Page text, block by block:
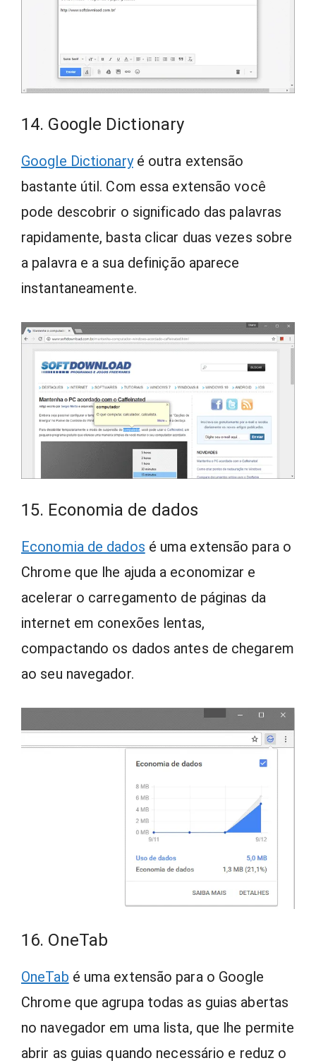
14. Google Dictionary
Google Dictionaryé outra extensão
bastante útil. Com essa extensão você
pode descobrir o significado das palavras
rapidamente, basta clicar duas vezes sobre
a palavra e a sua definição aparece
instantaneamente.
15. Economia de dados
Economia de dados é uma extensão para o
Chrome que lhe ajuda a economizar e
acelerar o carregamento de páginas da
internet em conexões lentas,
compactando os dados antes de chegarem
ao seu navegador.
16. OneTab
OneTab é uma extensão para o Google
Chrome que agrupa todas as guias abertas
no navegador em uma lista, que lhe permite
abrir as guias quando necessário e reduz o